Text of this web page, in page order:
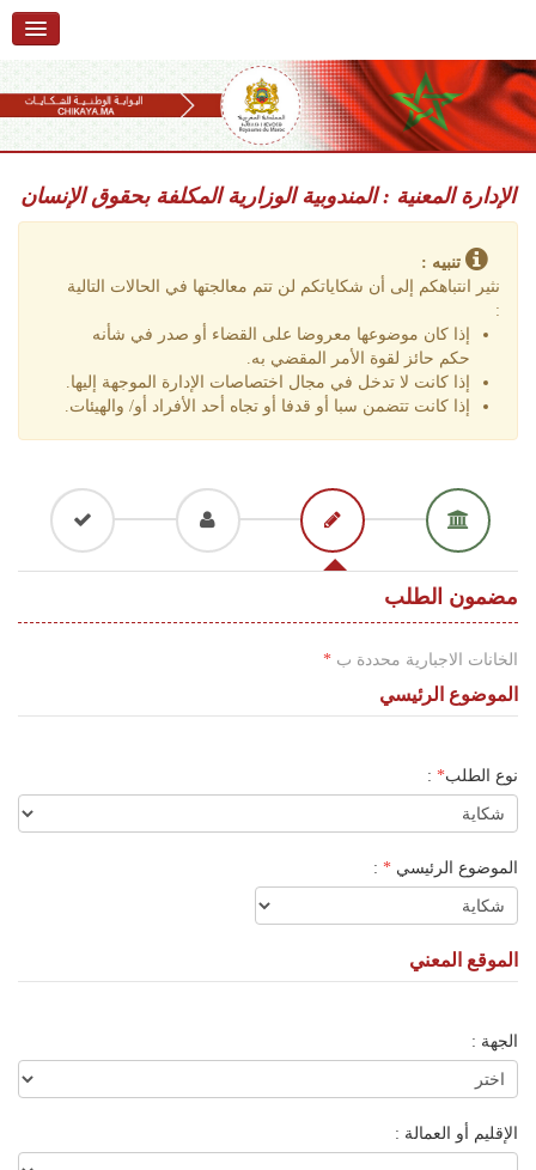
استقبال
حول البوابة
تقديم شكاية
تتبع شكاية
تقديم ملاحظة
تقديم إقتراح
أسئلة وأجوبة
أرقام الشكايات
اللغة
Français
navigation
content
الإدارة المعنية : المندوبية الوزارية المكلفة بحقوق الإنسان
تنبيه :
نثير انتباهكم إلى أن شكاياتكم لن تتم معالجتها في الحالات التالية
:
إذا كان موضوعها معروضا على القضاء أو صدر في شأنه
حكم حائز لقوة الأمر المقضي به.
إذا كانت لا تدخل في مجال اختصاصات الإدارة الموجهة إليها.
إذا كانت تتضمن سبا أو قدفا أو تجاه أحد الأفراد أو/ والهيئات.
مضمون الطلب
الخانات الاجبارية محددة ب *
الموضوع الرئيسي
نوع الطلب*
:
الموضوع الرئيسي *
:
الموقع المعني
الجهة :
الإقليم أو العمالة :